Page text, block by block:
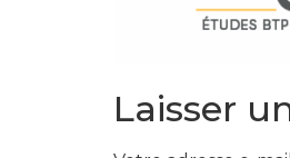
Laisser